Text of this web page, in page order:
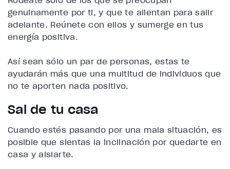
genuinamente por ti, y que te alientan para salir
adelante. Reúnete con ellos y sumerge en tus
energía positiva.
Así sean sólo un par de personas, estas te
ayudarán más que una multitud de individuos que
no te aporten nada positivo.
Sal de tu casa
Cuando estés pasando por una mala situación, es
posible que sientas la inclinación por quedarte en
casa y aislarte.